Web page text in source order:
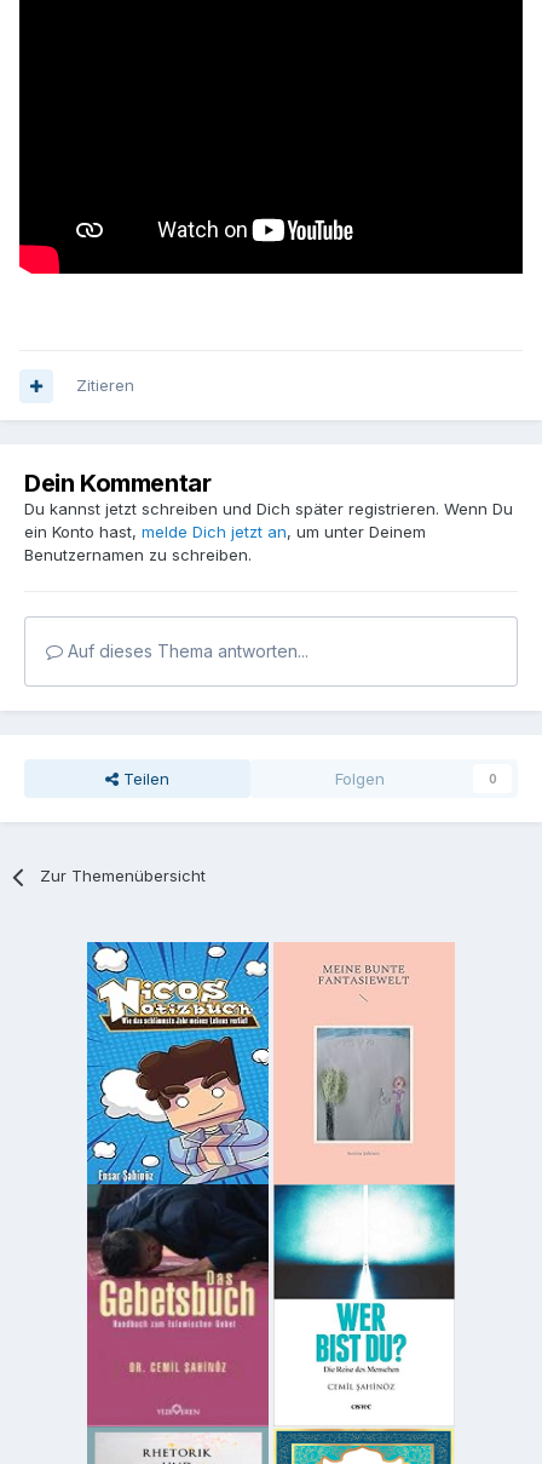
Zitieren
Dein Kommentar
Du kannst jetzt schreiben und Dich später registrieren. Wenn Du
ein Konto hast, melde Dich jetzt an, um unter Deinem
Benutzernamen zu schreiben.
Auf dieses Thema antworten...
Teilen Folgen 0
Zur Themenübersicht